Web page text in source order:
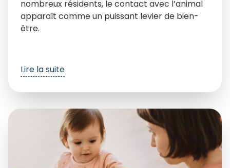
nombreux résidents, le contact avec l’animal
apparaît comme un puissant levier de bien-
être.
Lire la suite